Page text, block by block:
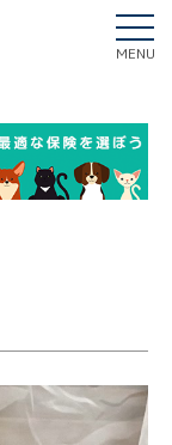
MENU